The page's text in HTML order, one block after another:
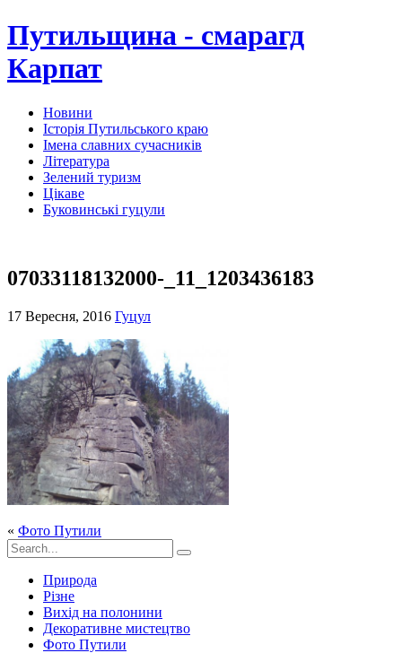
Путильщина - смарагд
Карпат
Новини
Історія Путильського краю
Імена славних сучасників
Література
Зелений туризм
Цікаве
Буковинські гуцули
07033118132000-_11_1203436183
17 Вересня, 2016 Гуцул
« Фото Путили
Природа
Різне
Вихід на полонини
Декоративне мистецтво
Фото Путили